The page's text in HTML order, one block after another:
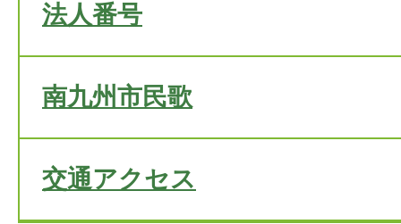
法人番号
南九州市民歌
交通アクセス